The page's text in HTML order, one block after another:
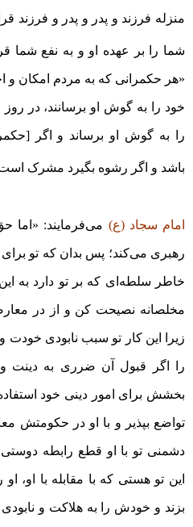
منزله فرزند و پدر و پدر و فرزند
شما را بر عهده او و به نفع شما
«هر حکمرانی که به مردم امکان و
خود را به گوش او برسانند، در روز
را به گوش او برساند و اگر
باشد و اگر رشوه بگیرد مشرک
امام سجاد (ع) می‌فرمایند: «اما
رهبری می‌کند؛ پس بدان که تو برای
خاطر سلطه‌ای که بر تو دارد به
مخلصانه نصیحت کن و از در
زیرا این کار تو سبب نابودی
را اگر قبول آن ضرری به دینت
بخشش برای امور دینی خود
تواضع بپذیر و با او در حکومتش
دشمنی تو با او قطع رابطه
این تو هستی که با مقابله با او،
بزند و خودش را به هلاکت و